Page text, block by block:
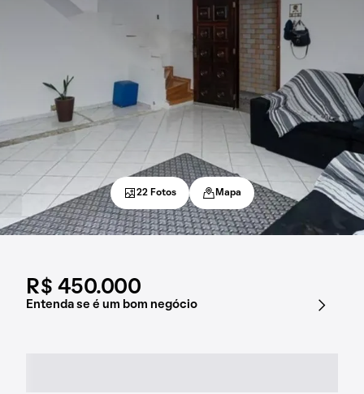
R$ 450.000
Entenda se é um bom negócio
22 Fotos Mapa